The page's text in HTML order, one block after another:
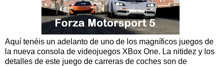
Aquí tenéis un adelanto de uno de los magníficos juegos de
la nueva consola de videojuegos XBox One. La nitidez y los
detalles de este juego de carreras de coches son de